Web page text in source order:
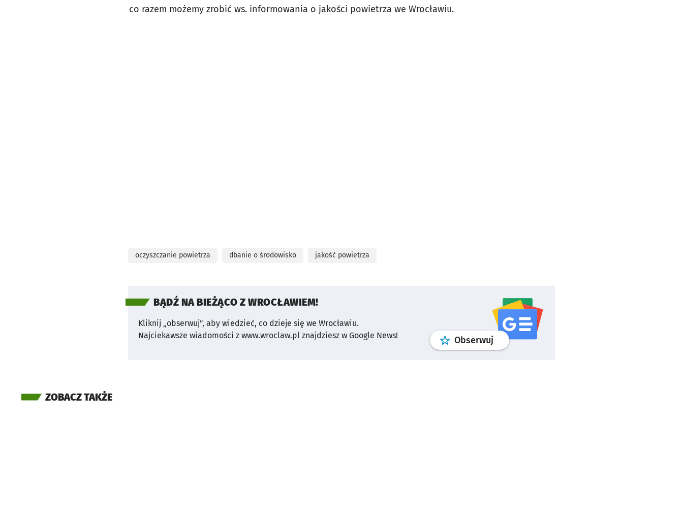
co razem możemy zrobić ws. informowania o jakości powietrza we Wrocławiu.
oczyszczanie powietrza dbanie o środowisko jakość powietrza
BĄDŹ NA BIEŻĄCO Z WROCŁAWIEM!
Kliknij „obserwuj”, aby wiedzieć, co dzieje się we Wrocławiu.
Najciekawsze wiadomości z www.wroclaw.pl znajdziesz w Google News!
Obserwuj profilgoogle news
ZOBACZ TAKŻE